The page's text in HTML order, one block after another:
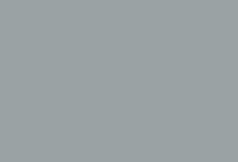
natürliche oder juristische
oder andere Stelle,
Daten offengelegt werden,
ob es sich bei ihr um einen
nicht. Behörden, die im
Untersuchungsauftrags
oder dem Recht der
möglicherweise